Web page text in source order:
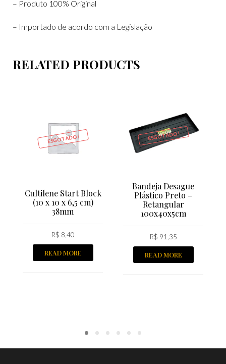
– Produto 100% Original
– Importado de acordo com a Legislação
RELATED PRODUCTS
ESGOTADO!
Cultilene Start Block
(10 x 10 x 6,5 cm)
38mm
R$ 8,40
READ MORE
ESGOTADO!
Bandeja Desague
Plástico Preto –
Retangular
100x40x5cm
R$ 91,35
READ MORE